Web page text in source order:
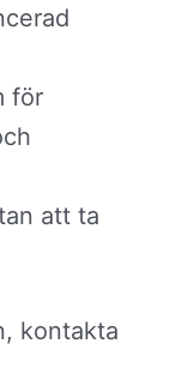
för
att ta
kontakta